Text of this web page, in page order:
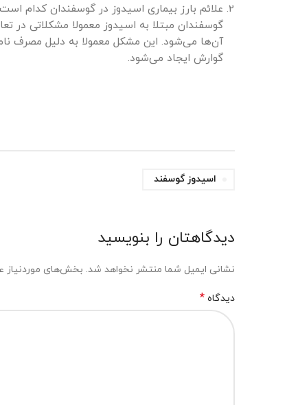
علائم بارز بیماری اسیدوز در گوسفندان کدام
گوسفندان مبتلا به اسیدوز معمولا مشکلاتی در
آن‌ها می‌شود. این مشکل معمولا به دلیل مصرف
گوارش ایجاد می‌شود.
اسیدوز گوسفند
دیدگاهتان را بنویسید
نشانی ایمیل شما منتشر نخواهد شد. بخش‌های موردنیاز
دیدگاه *